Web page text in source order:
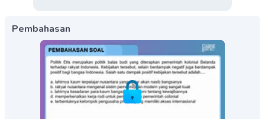
Pembahasan